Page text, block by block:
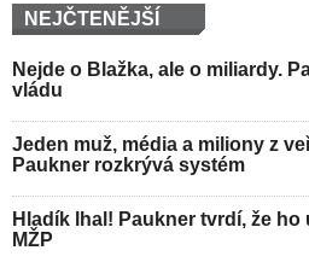
NEJČTENĚJŠÍ
Nejde o Blažka, ale o miliardy.
vládu
Jeden muž, média a miliony z
Paukner rozkrývá systém
Hladík lhal! Paukner tvrdí, že
MŽP